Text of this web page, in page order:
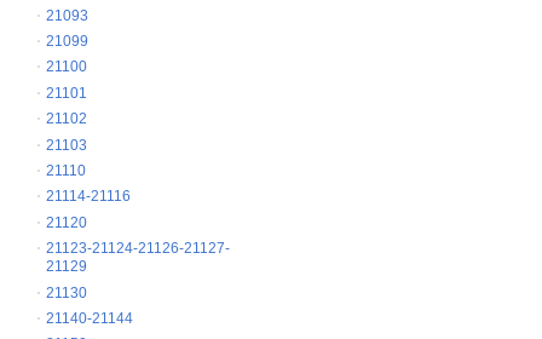
21093
21099
21100
21101
21102
21103
21110
21114-21116
21120
21123-21124-21126-21127-
21129
21130
21140-21144